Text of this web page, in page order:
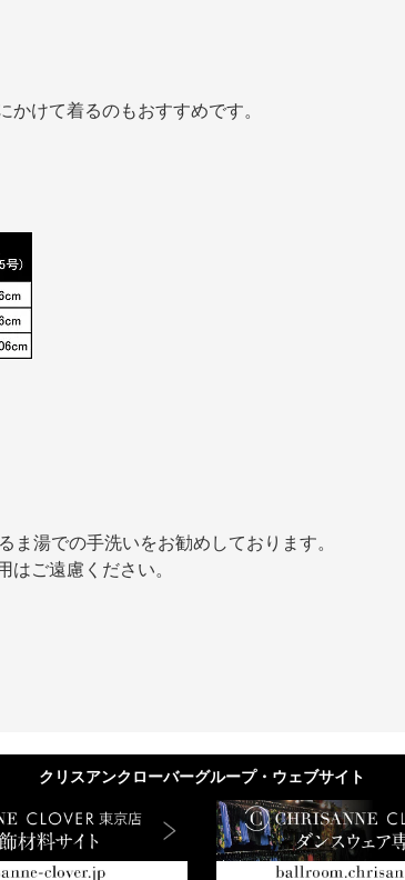
けて着るのもおすすめです。
ま湯での手洗いをお勧めしております。
はご遠慮ください。
クリスアンクローバーグループ・ウェブサイト